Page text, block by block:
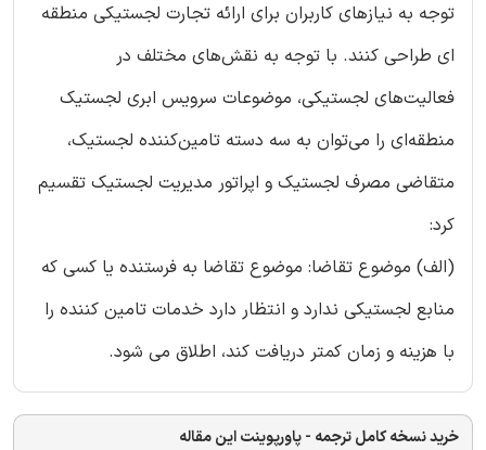
توجه به نیازهای کاربران برای ارائه تجارت لجستیکی منطقه
ای طراحی کنند. با توجه به نقش‌های مختلف در
فعالیت‌های لجستیکی، موضوعات سرویس ابری لجستیک
منطقه‌ای را می‌توان به سه دسته تامین‌کننده لجستیک،
متقاضی مصرف لجستیک و اپراتور مدیریت لجستیک تقسیم
کرد:
(الف) موضوع تقاضا: موضوع تقاضا به فرستنده یا کسی که
منابع لجستیکی ندارد و انتظار دارد خدمات تامین کننده را
با هزینه و زمان کمتر دریافت کند، اطلاق می شود.
خرید نسخه کامل ترجمه - پاورپوینت این مقاله